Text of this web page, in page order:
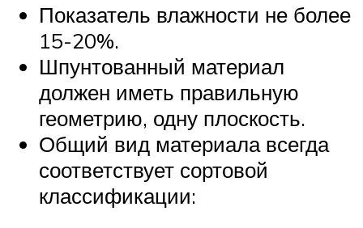
Показатель влажности не более
15-20%.
Шпунтованный материал
должен иметь правильную
геометрию, одну плоскость.
Общий вид материала всегда
соответствует сортовой
классификации: